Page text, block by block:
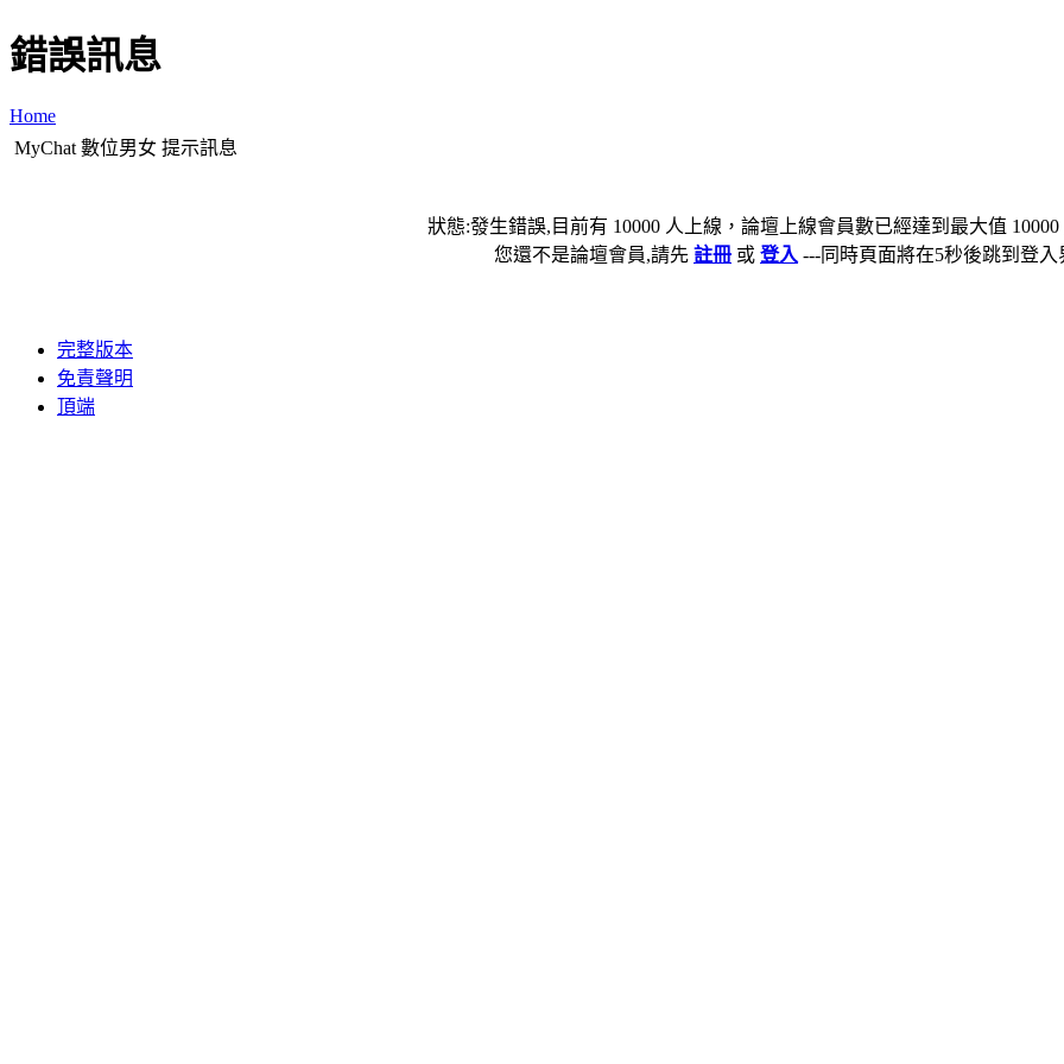
錯誤訊息
Home
MyChat 數位男女 提示訊息
狀態:發生錯誤,目前有 10000 人上線，論壇上線會員數已經達到最大值
您還不是論壇會員,請先 註冊 或 登入 ---同時頁面將在5秒後跳到登入
完整版本
免責聲明
頂端